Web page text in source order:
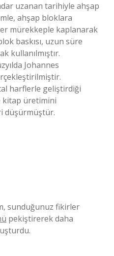
uzanan tarihiyle ahşap
ahşap bloklara
mürekkeple kaplanarak
baskısı, uzun süre
kullanılmıştır.
Johannes
harflerle geliştirdiği
kitap üretimini
düşürmüştür.
sunduğunuz fikirler
pekiştirerek daha